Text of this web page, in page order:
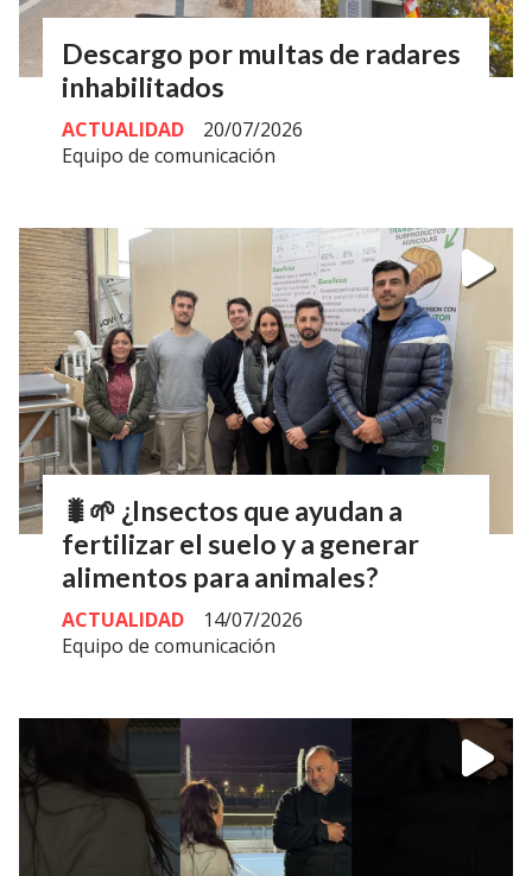
Descargo por multas de radares
inhabilitados
Equipo de comunicación
ACTUALIDAD 20/07/2026
🐛🌱 ¿Insectos que ayudan a
fertilizar el suelo y a generar
alimentos para animales?
Equipo de comunicación
ACTUALIDAD 14/07/2026